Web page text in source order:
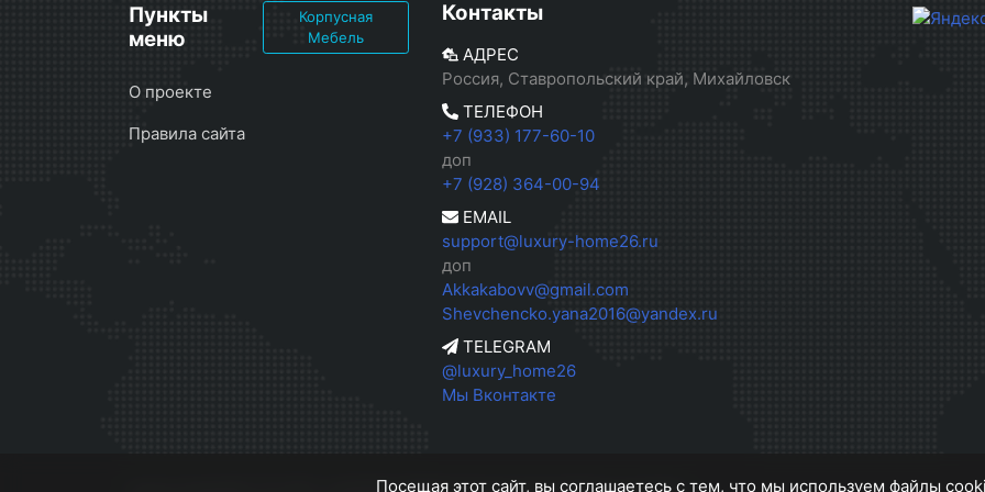
Пункты
меню
Корпусная
Мебель
О проекте
Правила сайта
Контакты
АДРЕС
Россия, Ставропольский край, Михайловск
ТЕЛЕФОН
+7 (933) 177-60-10
доп
+7 (928) 364-00-94
EMAIL
support@luxury-home26.ru
доп
Akkakabovv@gmail.com
Shevchencko.yana2016@yandex.ru
TELEGRAM
@luxury_home26
Мы Вконтакте
Посещая этот сайт, вы соглашаетесь с тем, что мы используем файлы